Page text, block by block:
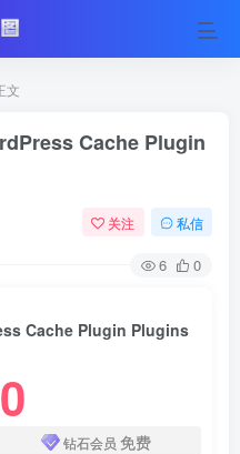
文
Cache Plugin
关注 私信
6 0
Cache Plugin Plugins
钻石会员 免费